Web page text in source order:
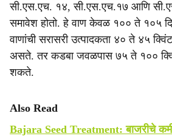
सी.एस.एच. १४, सी.एस.एच.१७ आणि
समावेश होतो. हे वाण केवळ १०० ते १०५
वाणांची सरासरी उत्पादकता ४० ते ४५
असते. तर कडबा जवळपास ७५ ते १००
शकते.
Also Read
Bajara Seed Treatment: बाजरीचे